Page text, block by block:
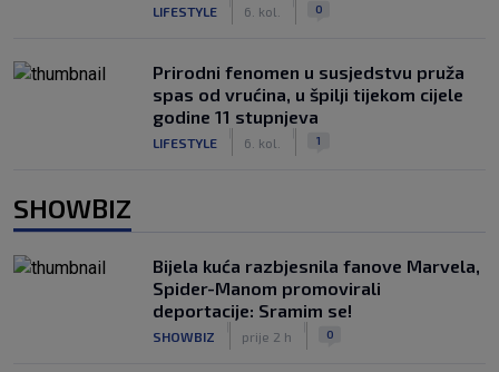
LIFESTYLE 6. kol. 0
Prirodni fenomen u susjedstvu pruža
spas od vrućina, u špilji tijekom cijele
godine 11 stupnjeva
LIFESTYLE 6. kol. 1
SHOWBIZ
Bijela kuća razbjesnila fanove Marvela,
Spider-Manom promovirali
deportacije: Sramim se!
SHOWBIZ prije 2 h 0